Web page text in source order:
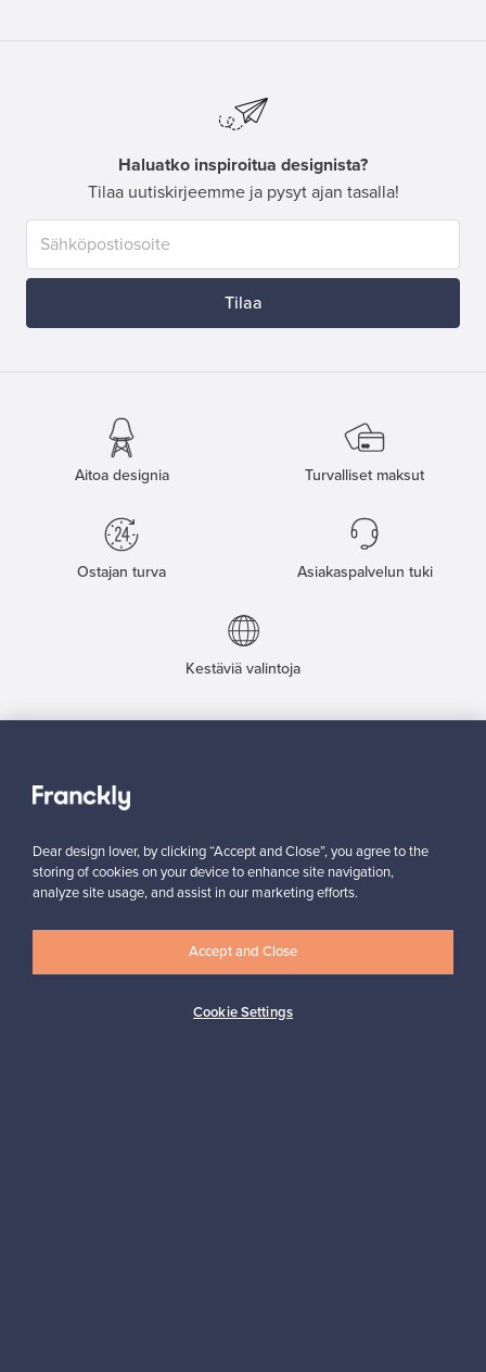
Haluatko inspiroitua designista?
Tilaa uutiskirjeemme ja pysyt ajan tasalla!
Tilaa
Aitoa designia Turvalliset maksut
Ostajan turva Asiakaspalvelun tuki
Kestäviä valintoja
Franckly
Dear design lover, by clicking “Accept and Close”, you agree to the
storing of cookies on your device to enhance site navigation,
analyze site usage, and assist in our marketing efforts.
Cookie Settings
Accept and Close